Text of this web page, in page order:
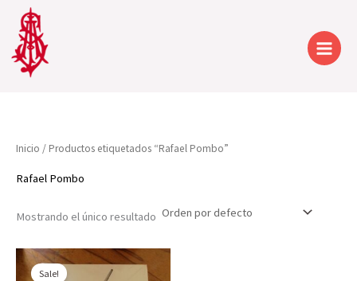
contenido
Inicio / Productos etiquetados “Rafael Pombo”
Rafael Pombo
Mostrando el único resultado
Sale!